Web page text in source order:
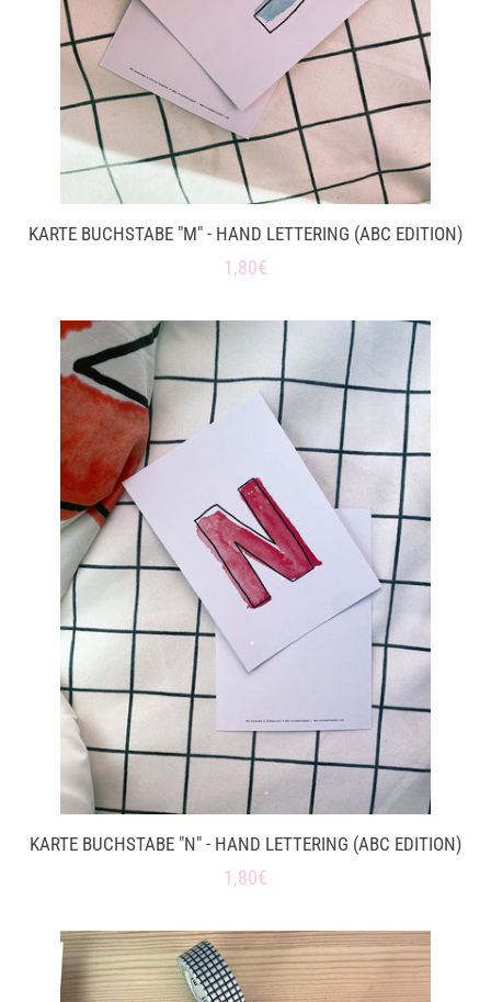
KARTE BUCHSTABE "M" - HAND LETTERING (ABC EDITION)
Normaler
1,80€
KARTE BUCHSTABE "N" - HAND LETTERING (ABC EDITION)
Normaler
1,80€